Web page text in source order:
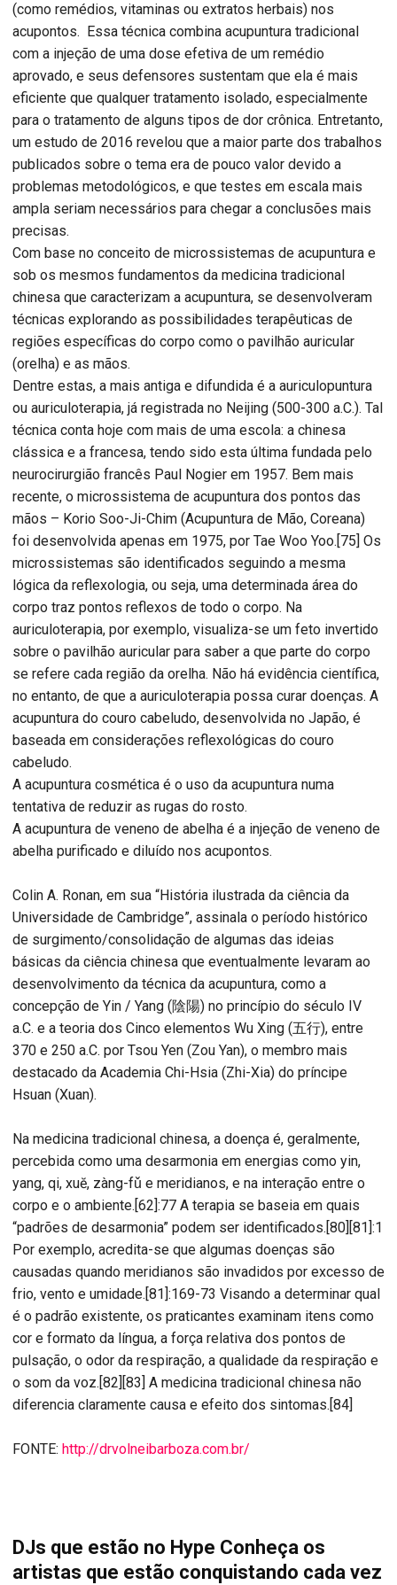
(como remédios, vitaminas ou extratos herbais) nos
acupontos. Essa técnica combina acupuntura tradicional
com a injeção de uma dose efetiva de um remédio
aprovado, e seus defensores sustentam que ela é mais
eficiente que qualquer tratamento isolado, especialmente
para o tratamento de alguns tipos de dor crônica. Entretanto,
um estudo de 2016 revelou que a maior parte dos trabalhos
publicados sobre o tema era de pouco valor devido a
problemas metodológicos, e que testes em escala mais
ampla seriam necessários para chegar a conclusões mais
precisas.
Com base no conceito de microssistemas de acupuntura e
sob os mesmos fundamentos da medicina tradicional
chinesa que caracterizam a acupuntura, se desenvolveram
técnicas explorando as possibilidades terapêuticas de
regiões específicas do corpo como o pavilhão auricular
(orelha) e as mãos.
Dentre estas, a mais antiga e difundida é a auriculopuntura
ou auriculoterapia, já registrada no Neijing (500-300 a.C.). Tal
técnica conta hoje com mais de uma escola: a chinesa
clássica e a francesa, tendo sido esta última fundada pelo
neurocirurgião francês Paul Nogier em 1957. Bem mais
recente, o microssistema de acupuntura dos pontos das
mãos – Korio Soo-Ji-Chim (Acupuntura de Mão, Coreana)
foi desenvolvida apenas em 1975, por Tae Woo Yoo.[75] Os
microssistemas são identificados seguindo a mesma
lógica da reflexologia, ou seja, uma determinada área do
corpo traz pontos reflexos de todo o corpo. Na
auriculoterapia, por exemplo, visualiza-se um feto invertido
sobre o pavilhão auricular para saber a que parte do corpo
se refere cada região da orelha. Não há evidência científica,
no entanto, de que a auriculoterapia possa curar doenças. A
acupuntura do couro cabeludo, desenvolvida no Japão, é
baseada em considerações reflexológicas do couro
cabeludo.
A acupuntura cosmética é o uso da acupuntura numa
tentativa de reduzir as rugas do rosto.
A acupuntura de veneno de abelha é a injeção de veneno de
abelha purificado e diluído nos acupontos.
Colin A. Ronan, em sua “História ilustrada da ciência da
Universidade de Cambridge”, assinala o período histórico
de surgimento/consolidação de algumas das ideias
básicas da ciência chinesa que eventualmente levaram ao
desenvolvimento da técnica da acupuntura, como a
concepção de Yin / Yang (陰陽) no princípio do século IV
a.C. e a teoria dos Cinco elementos Wu Xing (五行), entre
370 e 250 a.C. por Tsou Yen (Zou Yan), o membro mais
destacado da Academia Chi-Hsia (Zhi-Xia) do príncipe
Hsuan (Xuan).
Na medicina tradicional chinesa, a doença é, geralmente,
percebida como uma desarmonia em energias como yin,
yang, qi, xuĕ, zàng-fǔ e meridianos, e na interação entre o
corpo e o ambiente.[62]:77 A terapia se baseia em quais
“padrões de desarmonia” podem ser identificados.[80][81]:1
Por exemplo, acredita-se que algumas doenças são
causadas quando meridianos são invadidos por excesso de
frio, vento e umidade.[81]:169-73 Visando a determinar qual
é o padrão existente, os praticantes examinam itens como
cor e formato da língua, a força relativa dos pontos de
pulsação, o odor da respiração, a qualidade da respiração e
o som da voz.[82][83] A medicina tradicional chinesa não
diferencia claramente causa e efeito dos sintomas.[84]
FONTE: http://drvolneibarboza.com.br/
DJs que estão no Hype Conheça os
artistas que estão conquistando cada vez